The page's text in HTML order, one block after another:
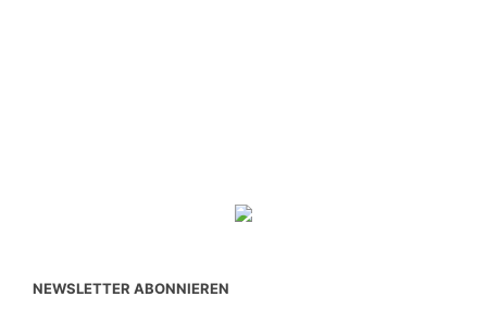
NEWSLETTER ABONNIEREN